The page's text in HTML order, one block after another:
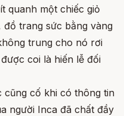
quanh một chiếc giỏ
trang sức bằng vàng
trung cho nó rơi
coi là hiến lễ đối
cũng cố khi có thông tin
người Inca đã chất đầy